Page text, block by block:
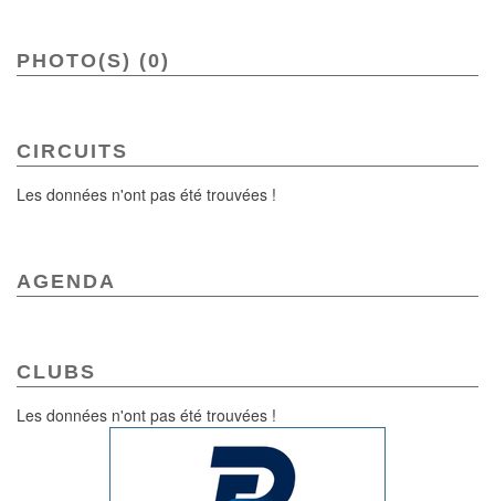
PHOTO(S) (0)
CIRCUITS
Les données n'ont pas été trouvées !
AGENDA
CLUBS
Les données n'ont pas été trouvées !